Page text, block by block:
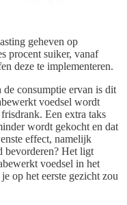
geheven op
procent suiker, vanaf
deze te implementeren.
consumptie ervan is dit
voedsel wordt
Een extra taks
wordt gekocht en dat
effect, namelijk
bevorderen? Het ligt
voedsel in het
op het eerste gezicht zou